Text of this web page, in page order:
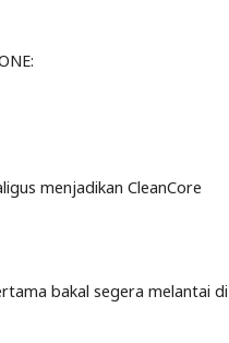
menjadikan CleanCore
bakal segera melantai di